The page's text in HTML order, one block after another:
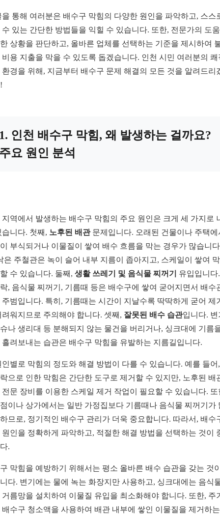
을 통해 여러분은 배수구 막힘의 다양한 원인을 파악하고, 스스
수 있는 간단한 방법들을 익힐 수 있습니다. 또한, 전문가의 도
상황을 판단하고, 올바른 업체를 선택하는 기준을 제시하여
비용 지출을 막을 수 있도록 돕겠습니다. 인천 시민 여러분의 쾌
환경을 위해, 지금부터 배수구 문제 해결의 모든 것을 알려드리
인천 배수구 막힘, 왜 발생하는 걸까요?
요 원인 분석
지역에서 발생하는 배수구 막힘의 주요 원인은 크게 세 가지로
습니다. 첫째, 노후된 배관문제입니다. 오래된 건물이나 주택에
부식되거나 이물질이 쌓여 배수 흐름을 막는 경우가 많습니
은 주철관은 녹이 슬어 내부 지름이 좁아지고, 스케일이 쌓여
수 있습니다. 둘째, 생활 쓰레기 및 음식물 찌꺼기
유입입니다
, 음식물 찌꺼기, 기름때 등은 배수구에 쌓여 굳어지면서 배수
주범입니다. 특히, 기름때는 시간이 지날수록 딱딱하게 굳어 제
려워지므로 주의해야 합니다. 셋째, 잘못된 배수 습관입니다. 변
나 생리대 등 분해되지 않는 물건을 버리거나, 싱크대에 기름
흘려보내는 습관은 배수구 막힘을 유발하는 지름길입니다.
인별로 막힘의 정도와 해결 방법이 다를 수 있습니다. 예를 들어
으로 인한 막힘은 간단한 도구로 제거할 수 있지만, 노후된 배
전문 장비를 이용한 스케일 제거 작업이 필요할 수 있습니다. 또
이나 상가에서는 일반 가정집보다 기름때나 음식물 찌꺼기가
므로, 정기적인 배수구 관리가 더욱 중요합니다. 따라서, 배수
원인을 정확하게 파악하고, 적절한 해결 방법을 선택하는 것이
.
막힘을 예방하기 위해서는 평소 올바른 배수 습관을 갖는 것
다. 변기에는 물에 녹는 화장지만 사용하고, 싱크대에는 음식
거름망을 설치하여 이물질 유입을 최소화해야 합니다. 또한, 주
배수구 청소액을 사용하여 배관 내부에 쌓인 이물질을 제거하